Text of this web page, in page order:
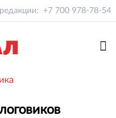
+7 700 978-78-54